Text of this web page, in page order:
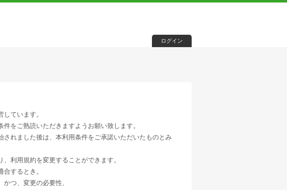
ログイン
ています。
をご熟読いただきますようお願い致します。
れました後は、本利用条件をご承諾いただいたものとみ
利用規約を変更することができます。
するとき。
つ、変更の必要性、